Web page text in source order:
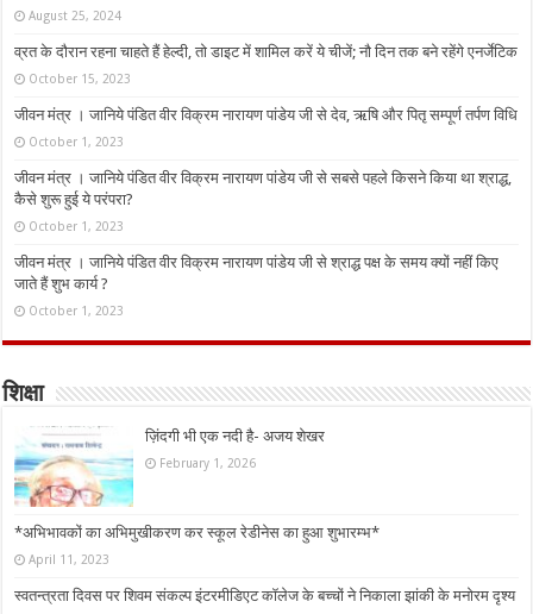
August 25, 2024
व्रत के दौरान रहना चाहते हैं हेल्दी, तो डाइट में शामिल करें ये चीजें; नौ दिन तक बने रहेंगे एनर्जेटिक
October 15, 2023
जीवन मंत्र । जानिये पंडित वीर विक्रम नारायण पांडेय जी से देव, ऋषि और पितृ सम्पूर्ण तर्पण विधि
October 1, 2023
जीवन मंत्र । जानिये पंडित वीर विक्रम नारायण पांडेय जी से सबसे पहले किसने किया था श्राद्ध,
कैसे शुरू हुई ये परंपरा?
October 1, 2023
जीवन मंत्र । जानिये पंडित वीर विक्रम नारायण पांडेय जी से श्राद्ध पक्ष के समय क्यों नहीं किए
जाते हैं शुभ कार्य ?
October 1, 2023
शिक्षा
ज़िंदगी भी एक नदी है- अजय शेखर
February 1, 2026
*अभिभावकों का अभिमुखीकरण कर स्कूल रेडीनेस का हुआ शुभारम्भ*
April 11, 2023
स्वतन्त्रता दिवस पर शिवम संकल्प इंटरमीडिएट कॉलेज के बच्चों ने निकाला झांकी के मनोरम दृश्य